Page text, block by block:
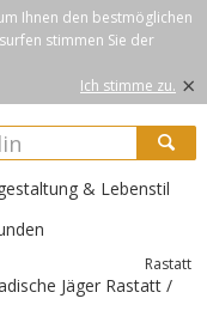
Ihnen den bestmöglichen
stimmen Sie der
Ich stimme zu. ×
& Lebenstil
Rastatt
Jäger Rastatt /